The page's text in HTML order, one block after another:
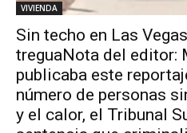
VIVIENDA
Sin techo en Las
treguaNota del editor:
publicaba este
número de personas
y el calor, el Tribunal